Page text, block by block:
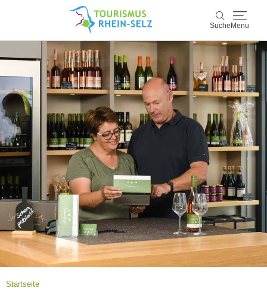
Suche Menu
Suche
Rhein-Selz
Entdecken & Erleben
Wein & Genuss
Kultur & Events
Buchen & Service
Startseite